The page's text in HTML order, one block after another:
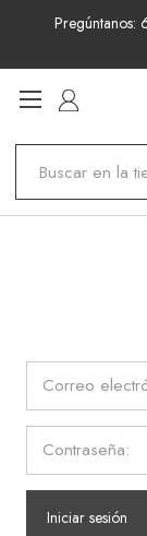
Pregúntanos:
Iniciar sesión